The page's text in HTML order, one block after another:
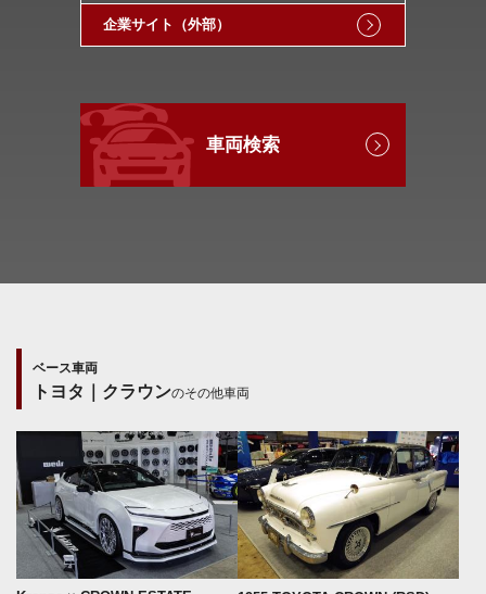
企業サイト（外部）
車両検索
ベース車両
トヨタ｜クラウンのその他車両